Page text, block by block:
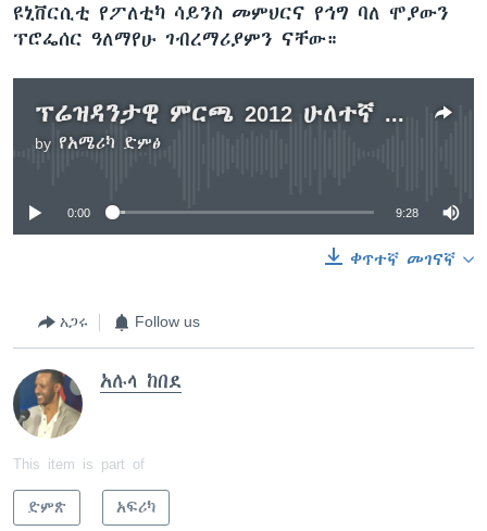
ዩኒቨርሲቲ የፖለቲካ ሳይንስ መምህርና የኅግ ባለ ሞያውን
ፕሮፌሰር ዓለማየሁ ገብረማሪያምን ናቸው።
ፕሬዝዳንታዊ ምርጫ 2012 ሁለተኛ ዙር ክርክር ሲተነተን፤
by የአሜሪካ ድምፅ
No media source currently available
0:00 9:28
ቀጥተኛ መገናኛ
አጋሩ Follow us
አሉላ ከበደ
This item is part of
ድምጽ አፍሪካ